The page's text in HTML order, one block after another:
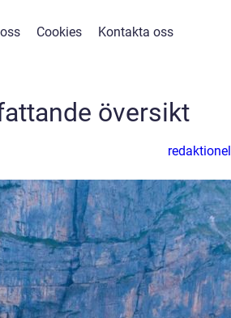
Cookies Kontakta oss
översikt
redaktionel